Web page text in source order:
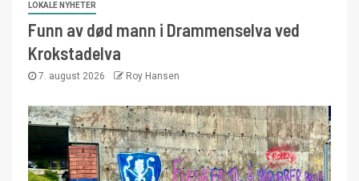
LOKALE NYHETER
Funn av død mann i Drammenselva ved
Krokstadelva
7. august 2026 Roy Hansen